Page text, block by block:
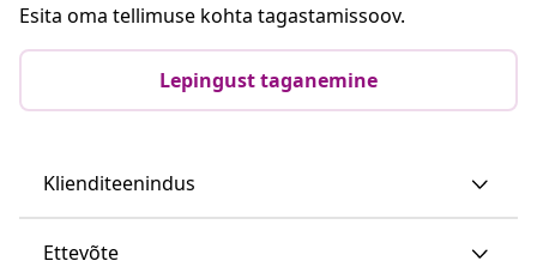
Esita oma tellimuse kohta tagastamissoov.
Lepingust taganemine
Klienditeenindus
Ettevõte